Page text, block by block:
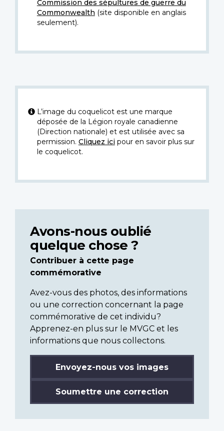
Commission des sépultures de guerre du
Commonwealth (site disponible en anglais
seulement).
L’image du coquelicot est une marque
déposée de la Légion royale canadienne
(Direction nationale) et est utilisée avec sa
permission. Cliquez icipour en savoir plus sur
le coquelicot.
Avons-nous oublié
quelque chose ?
Contribuer à cette page
commémorative
Avez-vous des photos, des informations
ou une correction concernant la page
commémorative de cet individu?
Apprenez-en plus sur le MVGC et les
informations que nous collectons.
Envoyez-nous vos images
Soumettre une correction